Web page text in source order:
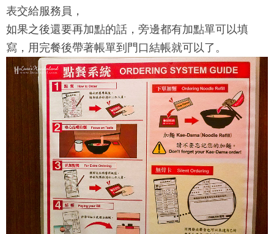
表交給服務員，
如果之後還要再加點的話，旁邊都有加點單可以填
寫，用完餐後帶著帳單到門口結帳就可以了。